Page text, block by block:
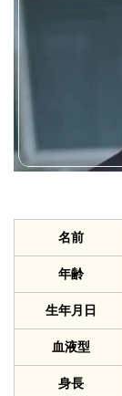
名前
年齢
生年月日
血液型
身長